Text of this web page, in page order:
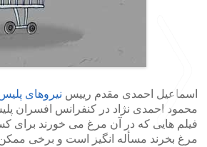
اسماعیل احمدی مقدم رییس نیروهای
محمود احمدی نژاد در کنفرانس افسران
فیلم هایی که در آن مرغ می خورند برای
مرغ بخرند مسأله انگیز است و برخی